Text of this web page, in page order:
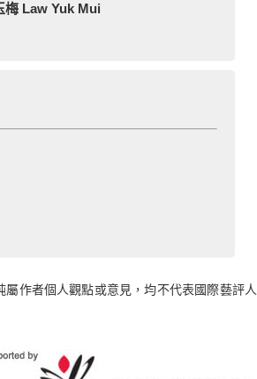
梅 Law Yuk Mui
屬作者個人觀點或意見，均不代表國際藝評人